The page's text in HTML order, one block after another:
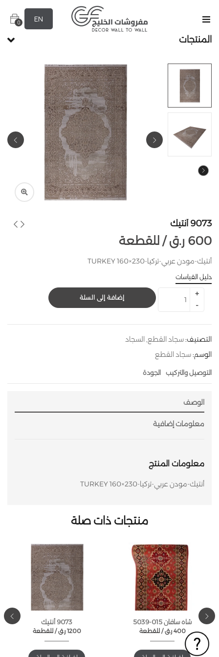
EN
0
المنتجات
9073 أنتيك
للقطعة / 600 ر.ق
أنتيك-مودن عربي-تركيا-TURKEY 160×230
دليل القياسات
إضافة إلى السلة
التصنيف:سجاد القطع السجاد
الوسم:سجاد القطع
التوصيل والتركيب الجودة
الوصف
معلومات إضافية
معلومات المنتج
أنتيك-مودن عربي-تركيا-TURKEY 160×230
منتجات ذات صلة
شاه سافان 015-5039
للقطعة / 400 ر.ق
9073 أنتيك
للقطعة / 1200 ر.ق